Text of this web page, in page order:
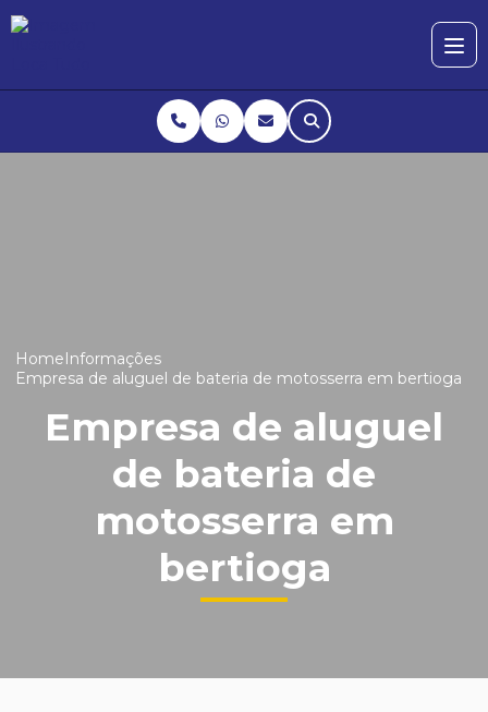
HomeInformações
Empresa de aluguel de bateria de motosserra em bertioga
Empresa de aluguel
de bateria de
motosserra em
bertioga